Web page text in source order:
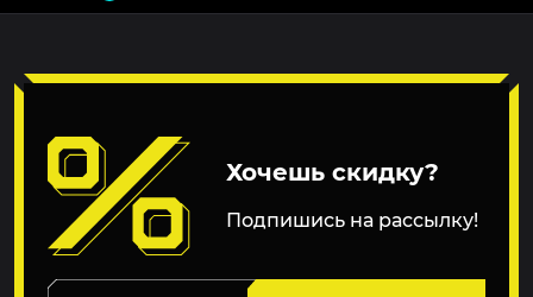
Хочешь скидку?
Подпишись на рассылку!